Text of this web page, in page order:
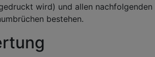
wird) und allen nachfolgenden
bestehen.